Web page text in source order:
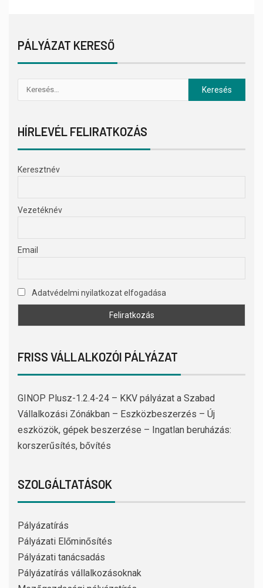
PÁLYÁZAT KERESŐ
HÍRLEVÉL FELIRATKOZÁS
Keresztnév
Vezetéknév
Email
Adatvédelmi nyilatkozat elfogadása
FRISS VÁLLALKOZÓI PÁLYÁZAT
GINOP Plusz-1.2.4-24 – KKV pályázat a Szabad
Vállalkozási Zónákban – Eszközbeszerzés – Új
eszközök, gépek beszerzése – Ingatlan beruházás:
korszerűsítés, bővítés
SZOLGÁLTATÁSOK
Pályázatírás
Pályázati Előminősítés
Pályázati tanácsadás
Pályázatírás vállalkozásoknak